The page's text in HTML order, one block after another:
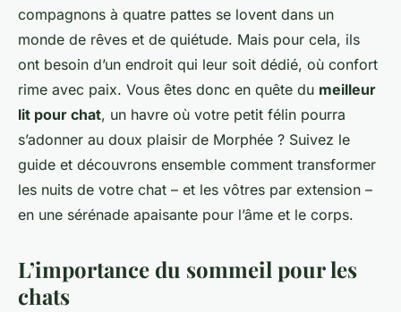
compagnons à quatre pattes se lovent dans un
monde de rêves et de quiétude. Mais pour cela, ils
ont besoin d’un endroit qui leur soit dédié, où confort
rime avec paix. Vous êtes donc en quête du meilleur
lit pour chat, un havre où votre petit félin pourra
s’adonner au doux plaisir de Morphée ? Suivez le
guide et découvrons ensemble comment transformer
les nuits de votre chat – et les vôtres par extension –
en une sérénade apaisante pour l’âme et le corps.
L’importance du sommeil pour les
chats